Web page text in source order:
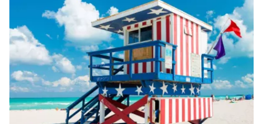
Continuer avec Facebook
Poursuivre avec le courrier
électronique